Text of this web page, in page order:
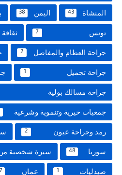
المنشاة 43 اليمن 38
تونس 7
جراحة العظام والمفاصل 2
جراحة تجميل 1
جراحة مسالك بولية
جمعيات خيرية وتنموية وشرعية
رمد وجراحة عيون 2
سوريا 48 سيرة شخصية
صيدليات 1 عمان